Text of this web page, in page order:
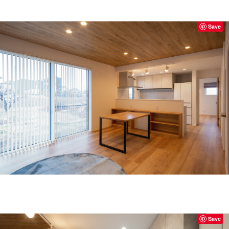
Save
Save